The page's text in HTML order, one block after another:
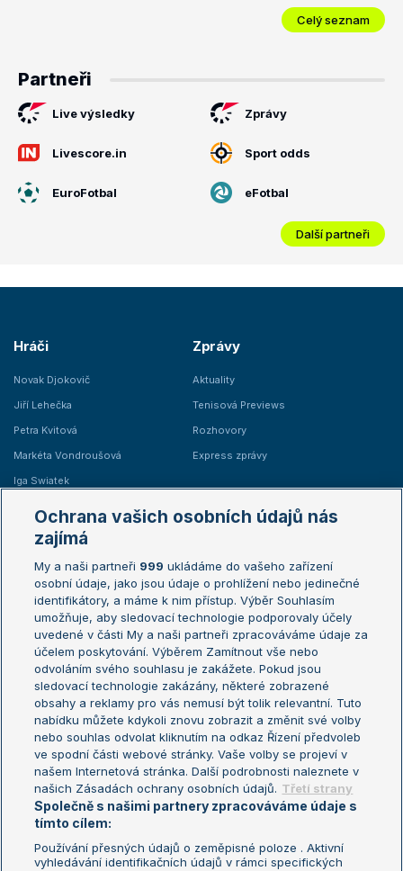
Celý seznam
Partneři
Live výsledky Zprávy
Livescore.in Sport odds
EuroFotbal eFotbal
Další partneři
Hráči
Novak Djokovič
Jiří Lehečka
Petra Kvitová
Markéta Vondroušová
Iga Swiatek
Zprávy
Aktuality
Tenisová Previews
Rozhovory
Express zprávy
Žebříčky
Žebříček ATP (muži)
Žebříček WTA (ženy)
Sázkařský žebříček
Australian Open
French Open
Wimbledon
US Open
Turnaj mistrů
Turnaj mistryň
Aktualní trendy
Fotbalové přestupy
Livesport Daily
LS Prague Open
Ochrana vašich osobních údajů nás
zajímá
My a naši partneři 999 ukládáme do vašeho zařízení
osobní údaje, jako jsou údaje o prohlížení nebo jedinečné
identifikátory, a máme k nim přístup. Výběr Souhlasím
umožňuje, aby sledovací technologie podporovaly účely
uvedené v části My a naši partneři zpracováváme údaje za
účelem poskytování. Výběrem Zamítnout vše nebo
odvoláním svého souhlasu je zakážete. Pokud jsou
sledovací technologie zakázány, některé zobrazené
obsahy a reklamy pro vás nemusí být tolik relevantní. Tuto
nabídku můžete kdykoli znovu zobrazit a změnit své volby
nebo souhlas odvolat kliknutím na odkaz Řízení předvoleb
ve spodní části webové stránky. Vaše volby se projeví v
našem Internetová stránka. Další podrobnosti naleznete v
našich Zásadách ochrany osobních údajů. Třetí strany
Společně s našimi partnery zpracováváme údaje s
tímto cílem:
Používání přesných údajů o zeměpisné poloze . Aktivní
vyhledávání identifikačních údajů v rámci specifických